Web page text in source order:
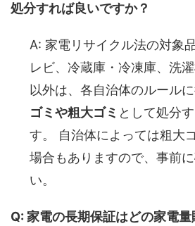
処分すれば良いですか？
A: 家電リサイクル法の対象
レビ、冷蔵庫・冷凍庫、洗濯
以外は、各自治体のルール
ゴミや粗大ゴミ として処分
す。 自治体によっては粗大
場合もありますので、事前
い。
Q: 家電の長期保証はどの家電